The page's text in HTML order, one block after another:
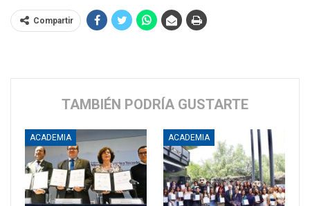
Compartir
TAMBIÉN PODRÍA GUSTARTE
ACADEMIA ACADEMIA